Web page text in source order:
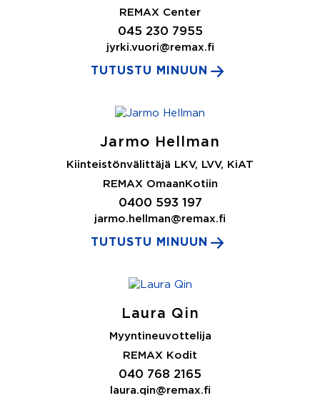
REMAX Center
045 230 7955
jyrki.vuori@remax.fi
TUTUSTU MINUUN
Jarmo Hellman
Kiinteistönvälittäjä LKV, LVV, KiAT
REMAX OmaanKotiin
0400 593 197
jarmo.hellman@remax.fi
TUTUSTU MINUUN
Laura Qin
Myyntineuvottelija
REMAX Kodit
040 768 2165
laura.qin@remax.fi